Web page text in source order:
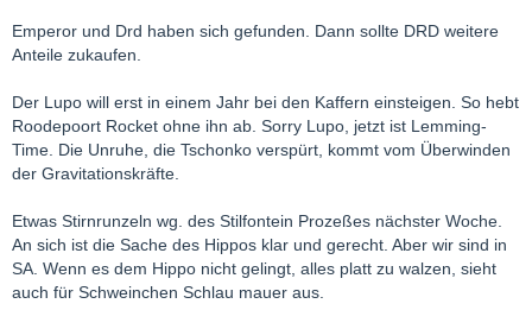
Emperor und Drd haben sich gefunden. Dann sollte DRD weitere
Anteile zukaufen.
Der Lupo will erst in einem Jahr bei den Kaffern einsteigen. So hebt
Roodepoort Rocket ohne ihn ab. Sorry Lupo, jetzt ist Lemming-
Time. Die Unruhe, die Tschonko verspürt, kommt vom Überwinden
der Gravitationskräfte.
Etwas Stirnrunzeln wg. des Stilfontein Prozeßes nächster Woche.
An sich ist die Sache des Hippos klar und gerecht. Aber wir sind in
SA. Wenn es dem Hippo nicht gelingt, alles platt zu walzen, sieht
auch für Schweinchen Schlau mauer aus.